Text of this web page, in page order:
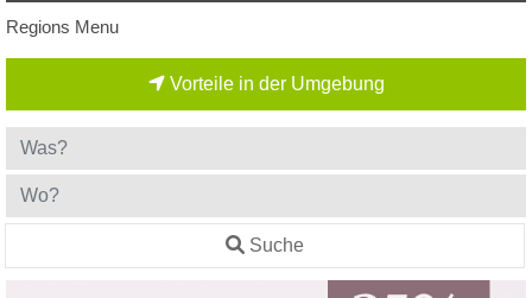
Regions Menu
Vorteile in der Umgebung
Suche